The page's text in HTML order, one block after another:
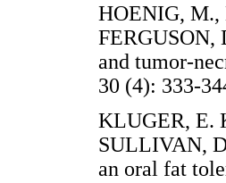
HOENIG, M.,
FERGUSON,
and tumor-
30 (4):
KLUGER, E.
SULLIVAN,
an oral fat